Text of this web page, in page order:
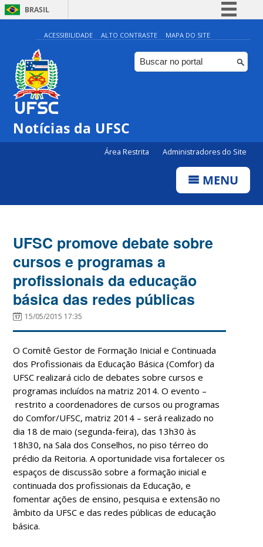
BRASIL
Simplifique!
Comunica BR
Participe
ACESSIBILIDADE ALTO CONTRASTE MAPA DO SITE
Notícias da UFSC
Área Restrita Administradores do Site
MENU
UFSC promove debate sobre
cursos e programas a
profissionais da educação
básica das redes públicas
15/05/2015 17:35
O Comitê Gestor de Formação Inicial e Continuada
dos Profissionais da Educação Básica (Comfor) da
UFSC realizará ciclo de debates sobre cursos e
programas incluídos na matriz 2014. O evento –
restrito a coordenadores de cursos ou programas
do Comfor/UFSC, matriz 2014 – será realizado no
dia 18 de maio (segunda-feira), das 13h30 às
18h30, na Sala dos Conselhos, no piso térreo do
prédio da Reitoria. A oportunidade visa fortalecer os
espaços de discussão sobre a formação inicial e
continuada dos profissionais da Educação, e
fomentar ações de ensino, pesquisa e extensão no
âmbito da UFSC e das redes públicas de educação
básica.